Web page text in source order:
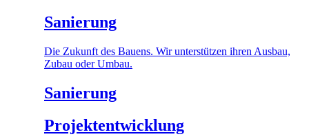
Sanierung
Die Zukunft des Bauens. Wir unterstützen ihren Ausbau,
Zubau oder Umbau.
Sanierung
Projektentwicklung